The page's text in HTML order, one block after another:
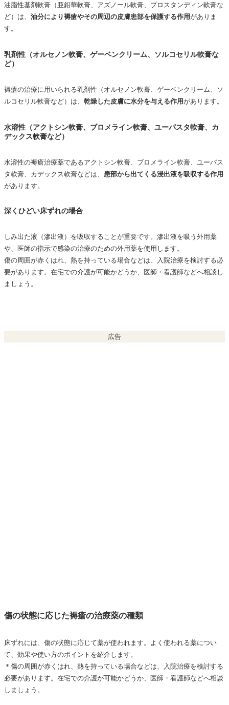
油脂性基剤軟膏（亜鉛華軟膏、アズノール軟膏、プロスタンディン軟膏な
ど）は、 油分により褥瘡やその周辺の皮膚患部を保護する作用がありま
す。
乳剤性（オルセノン軟膏、ゲーベンクリーム、ソルコセリル軟膏な
ど）
褥瘡の治療に用いられる乳剤性（オルセノン軟膏、ゲーベンクリーム、ソ
ルコセリル軟膏など）は、 乾燥した皮膚に水分を与える作用があります。
水溶性（アクトシン軟膏、ブロメライン軟膏、ユーパスタ軟膏、カ
デックス軟膏など）
水溶性の褥瘡治療薬であるアクトシン軟膏、ブロメライン軟膏、ユーパス
タ軟膏、カデックス軟膏などは、 患部から出てくる浸出液を吸収する作用
があります。
深くひどい床ずれの場合
しみ出た液（滲出液）を吸収することが重要です。滲出液を吸う外用薬
や、医師の指示で感染の治療のための外用薬を使用します。
傷の周囲が赤くはれ、熱を持っている場合などは、入院治療を検討する必
要があります。在宅での介護が可能かどうか、医師・看護師などへ相談し
ましょう。
広告
傷の状態に応じた褥瘡の治療薬の種類
床ずれには、傷の状態に応じて薬が使われます。よく使われる薬につい
て、効果や使い方のポイントを紹介します。
＊傷の周囲が赤くはれ、熱を持っている場合などは、入院治療を検討する
必要があります。在宅での介護が可能かどうか、医師・看護師などへ相談
しましょう。